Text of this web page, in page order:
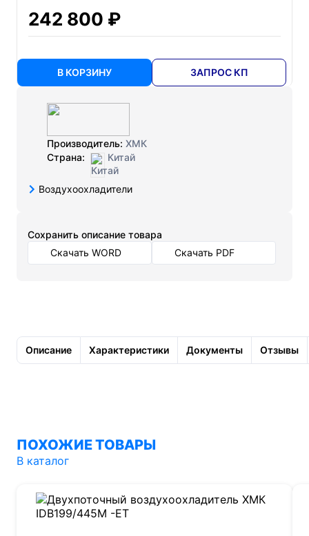
242 800 ₽
В КОРЗИНУ ЗАПРОС КП
Производитель: ХМК
Страна:
Китай
Воздухоохладители
Cохранить описание товара
Скачать WORD
Скачать PDF
Описание Характеристики Документы Отзывы
ПОХОЖИЕ ТОВАРЫ
В каталог